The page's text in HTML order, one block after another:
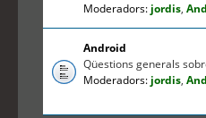
Moderadors: jordis,
Android
Qüestions generals
Moderadors: jordis,